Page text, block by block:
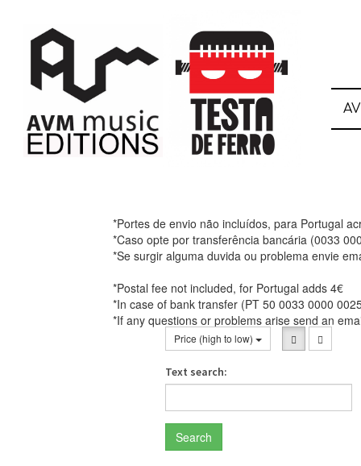
Price (high to low)
Text search:
Search
*Portes de envio não incluídos, para Portugal
*Caso opte por transferência bancária (0033
*Se surgir alguma duvida ou problema envie
*Postal fee not included, for Portugal adds 4€
*In case of bank transfer (PT 50 0033 0000
*If any questions or problems arise send an